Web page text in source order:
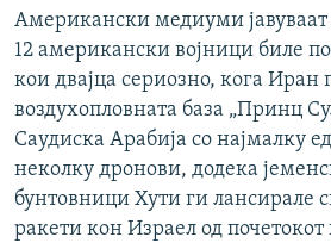
Американски медиуми јавуваат
12 американски војници биле
кои двајца сериозно, кога Иран
воздухопловната база „Принц
Саудиска Арабија со најмалку
неколку дронови, додека
бунтовници Хути ги лансирале
ракети кон Израел од почетокот